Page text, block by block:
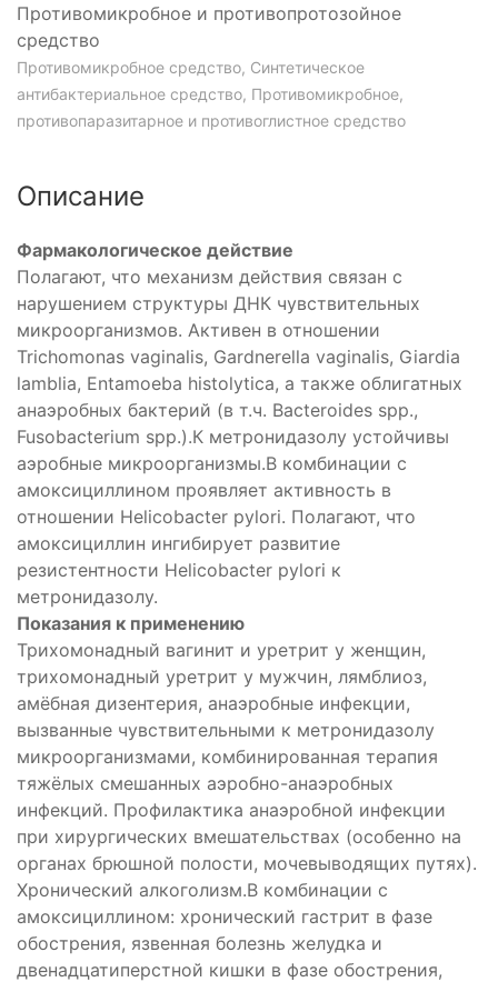
Противомикробное и противопротозойное
средство
Противомикробное средство, Синтетическое
антибактериальное средство, Противомикробное,
противопаразитарное и противоглистное средство
Описание
Фармакологическое действие
Полагают, что механизм действия связан с
нарушением структуры ДНК чувствительных
микроорганизмов. Активен в отношении
Trichomonas vaginalis, Gardnerella vaginalis, Giardia
lamblia, Entamoeba histolytica, а также облигатных
анаэробных бактерий (в т.ч. Bacteroides spp.,
Fusobacterium spp.).К метронидазолу устойчивы
аэробные микроорганизмы.В комбинации с
амоксициллином проявляет активность в
отношении Helicobacter pylori. Полагают, что
амоксициллин ингибирует развитие
резистентности Helicobacter pylori к
метронидазолу.
Показания к применению
Трихомонадный вагинит и уретрит у женщин,
трихомонадный уретрит у мужчин, лямблиоз,
амёбная дизентерия, анаэробные инфекции,
вызванные чувствительными к метронидазолу
микроорганизмами, комбинированная терапия
тяжёлых смешанных аэробно-анаэробных
инфекций. Профилактика анаэробной инфекции
при хирургических вмешательствах (особенно на
органах брюшной полости, мочевыводящих путях).
Хронический алкоголизм.В комбинации с
амоксициллином: хронический гастрит в фазе
обострения, язвенная болезнь желудка и
двенадцатиперстной кишки в фазе обострения,